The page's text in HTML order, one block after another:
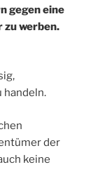
gegen eine
zu werben.
handeln.
der
keine